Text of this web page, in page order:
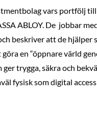
vars portfölj
ABLOY. De jobbar
beskriver att de hjälper
en “öppnare värld
trygga, säkra och
fysisk som digital access